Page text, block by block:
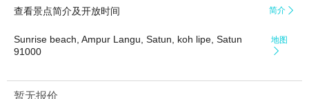
查看景点简介及开放时间 简介 
Sunrise beach, Ampur Langu, Satun, koh lipe, Satun
91000
地图

暂无报价